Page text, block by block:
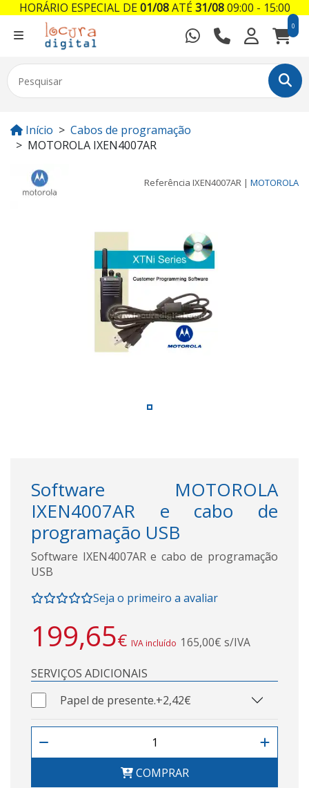
0
Início
Cabos de programação
MOTOROLA IXEN4007AR
Referência IXEN4007AR | MOTOROLA
Software MOTOROLA
IXEN4007AR e cabo de
programação USB
Software IXEN4007AR e cabo de programação
USB
Seja o primeiro a avaliar
199,65€ IVA incluído 165,00€ s/IVA
SERVIÇOS ADICIONAIS
Papel de presente.+2,42€
COMPRAR
HORÁRIO ESPECIAL DE01/08ATÉ31/0809:00 - 15:00